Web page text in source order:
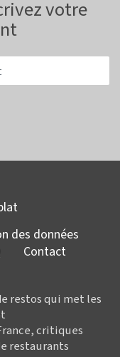
votre
des données
Contact
restos qui met les
critiques
restaurants